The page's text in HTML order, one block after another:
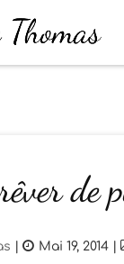
de
| Mai 19, 2014 |